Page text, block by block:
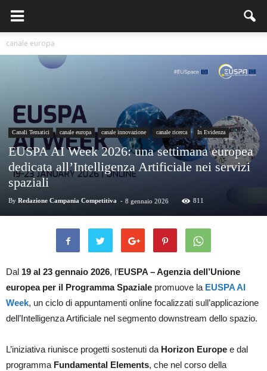
canale europa
Canali Tematici canale europa canale innovazione canale ricerca In Evidenza
EUSPA AI Week 2026: una settimana europea
dedicata all’Intelligenza Artificiale nei servizi
spaziali
By Redazione Campania Competitiva - 8 gennaio 2026 811
Dal 19 al 23 gennaio 2026, l’EUSPA – Agenzia dell’Unione
europea per il Programma Spaziale promuove la EUSPA AI
Week, un ciclo di appuntamenti online focalizzati sull’applicazione
dell’Intelligenza Artificiale nel segmento downstream dello spazio.
L’iniziativa riunisce progetti sostenuti da Horizon Europe e dal
programma Fundamental Elements, che nel corso della